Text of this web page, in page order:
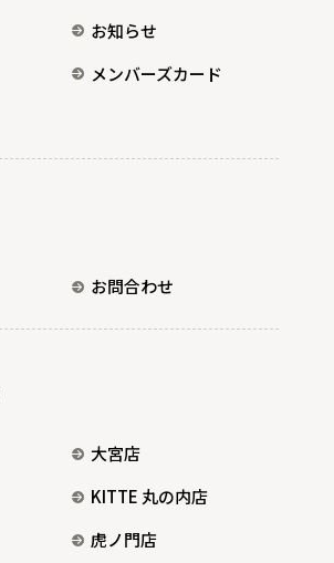
お知らせ
メンバーズカード
お問合わせ
大宮店
KITTE 丸の内店
虎ノ門店